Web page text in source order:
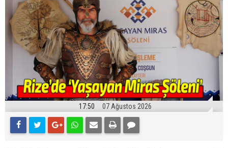
17:50 07 Ağustos 2026